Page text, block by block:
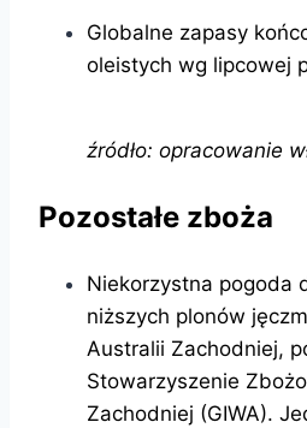
Globalne zapasy
oleistych wg lipcowej
źródło: opracowanie
Pozostałe zboża
Niekorzystna pogoda
niższych plonów
Australii Zachodniej,
Stowarzyszenie
Zachodniej (GIWA).